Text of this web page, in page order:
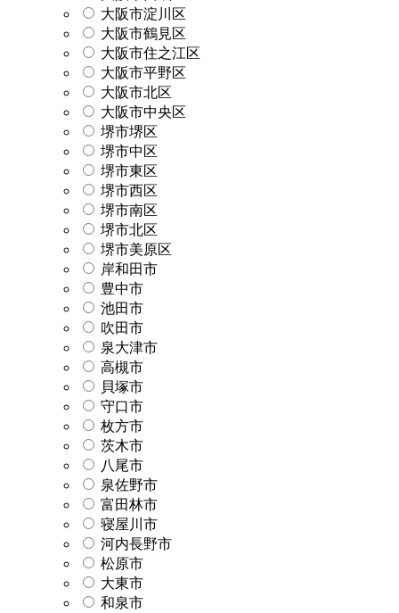
大阪市淀川区
大阪市鶴見区
大阪市住之江区
大阪市平野区
大阪市北区
大阪市中央区
堺市堺区
堺市中区
堺市東区
堺市西区
堺市南区
堺市北区
堺市美原区
岸和田市
豊中市
池田市
吹田市
泉大津市
高槻市
貝塚市
守口市
枚方市
茨木市
八尾市
泉佐野市
富田林市
寝屋川市
河内長野市
松原市
大東市
和泉市